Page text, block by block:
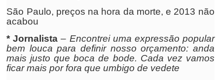
São Paulo, preços na hora da morte, e 2013 não
acabou
* Jornalista – Encontrei uma expressão popular
bem louca para definir nosso orçamento: anda
mais justo que boca de bode. Cada vez vamos
ficar mais por fora que umbigo de vedete